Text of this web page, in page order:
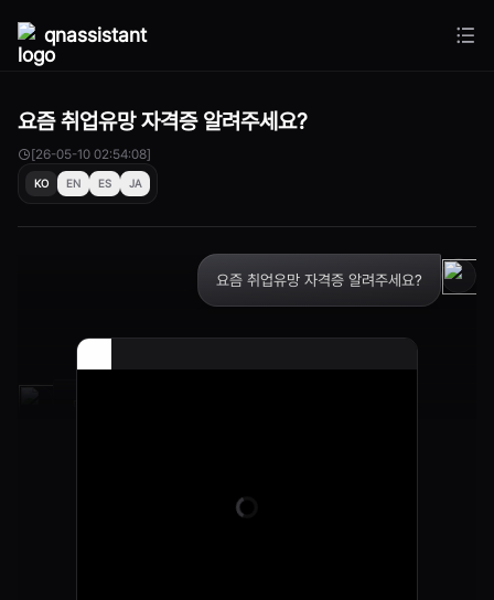
qnassistant
요즘 취업유망 자격증 알려주세요?
[26-05-10 02:54:08]
KO EN ES JA
요즘 취업유망 자격증 알려주세요?
인공지능, AI, 정보보안, 빅데이터 등등.. 이런게